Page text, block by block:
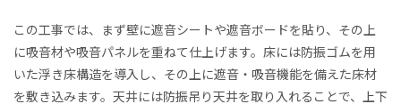
この工事では、まず壁に遮音シートや遮音ボードを貼り、その上
に吸音材や吸音パネルを重ねて仕上げます。床には防振ゴムを用
いた浮き床構造を導入し、その上に遮音・吸音機能を備えた床材
を敷き込みます。天井には防振吊り天井を取り入れることで、上下